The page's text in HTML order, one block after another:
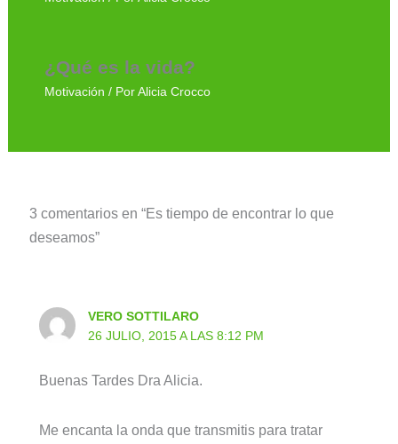
¿Qué es la vida?
Motivación / Por Alicia Crocco
3 comentarios en “Es tiempo de encontrar lo que
deseamos”
VERO SOTTILARO
26 JULIO, 2015 A LAS 8:12 PM
Buenas Tardes Dra Alicia.
Me encanta la onda que transmitis para tratar